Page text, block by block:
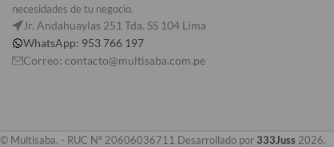
necesidades de tu negocio.
Jr. Andahuaylas 251 Tda. SS 104 Lima
WhatsApp: 953 766 197
Correo: contacto@multisaba.com.pe
© Multisaba. - RUC N° 20606036711 Desarrollado por 333Juss 2026.